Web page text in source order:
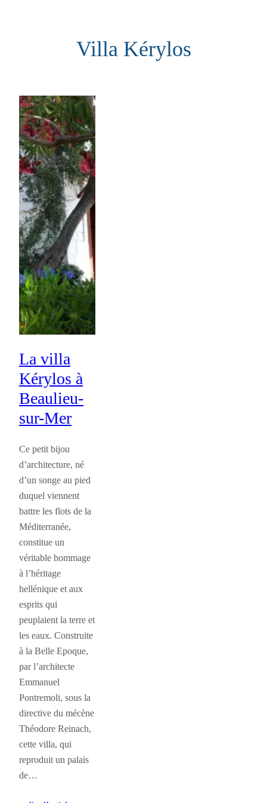
Villa Kérylos
La villa
Kérylos à
Beaulieu-
sur-Mer
Ce petit bijou
d’architecture, né
d’un songe au pied
duquel viennent
battre les flots de la
Méditerranée,
constitue un
véritable hommage
à l’héritage
hellénique et aux
esprits qui
peuplaient la terre et
les eaux. Construite
à la Belle Epoque,
par l’architecte
Emmanuel
Pontremoli, sous la
directive du mécène
Théodore Reinach,
cette villa, qui
reproduit un palais
de…